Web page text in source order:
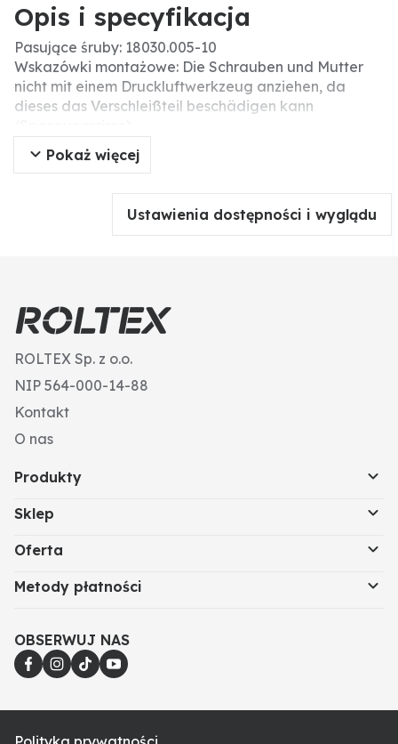
Opis i specyfikacja
Pasujące śruby: 18030.005-10
Wskazówki montażowe: Die Schrauben und Mutter
nicht mit einem Druckluftwerkzeug anziehen, da
dieses das Verschleißteil beschädigen kann
Rozstaw otworów (mm): 40
Długość (mm): 172
Pokaż więcej
Ustawienia dostępności i wyglądu
ROLTEX Sp. z o.o.
NIP 564-000-14-88
Kontakt
O nas
Produkty
Sklep
Oferta
Metody płatności
OBSERWUJ NAS